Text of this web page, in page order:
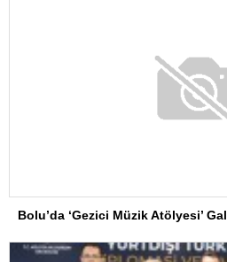
Bolu’da ‘Gezici Müzik Atölyesi’